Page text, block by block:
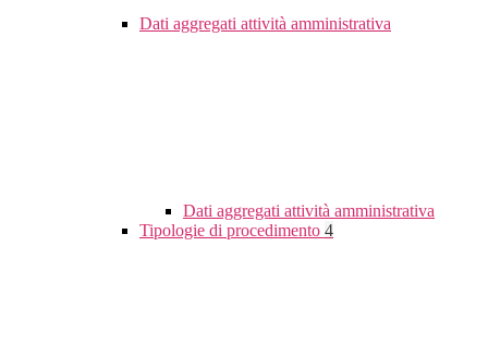
Dati aggregati attività amministrativa
Dati aggregati attività amministrativa
Tipologie di procedimento 4